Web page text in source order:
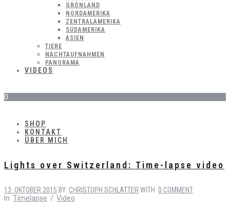
GRÖNLAND
NORDAMERIKA
ZENTRALAMERIKA
SÜDAMERIKA
ASIEN
TIERE
NACHTAUFNAHMEN
PANORAMA
VIDEOS
0
SHOP
KONTAKT
ÜBER MICH
Lights over Switzerland: Time-lapse video
13. OKTOBER 2015 BY CHRISTOPH SCHLATTER WITH 0 COMMENT
In Timelapse / Video